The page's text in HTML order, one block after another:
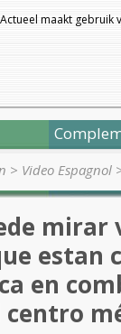
maakt
> Video Espagnol
mirar
estan
en
centro